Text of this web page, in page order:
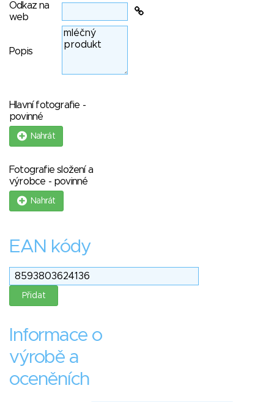
Odkaz na
web
Popis
Hlavní fotografie -
povinné
Nahrát
Fotografie složení a
výrobce - povinné
Nahrát
EAN kódy
Informace o
výrobě a
oceněních